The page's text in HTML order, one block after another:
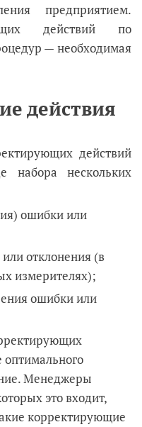
предприятием.
действий по
— необходимая
действия
действий
набора нескольких
ошибки или
отклонения (в
измерителях);
ошибки или
оптимального
Менеджеры
это входит,
корректирующие